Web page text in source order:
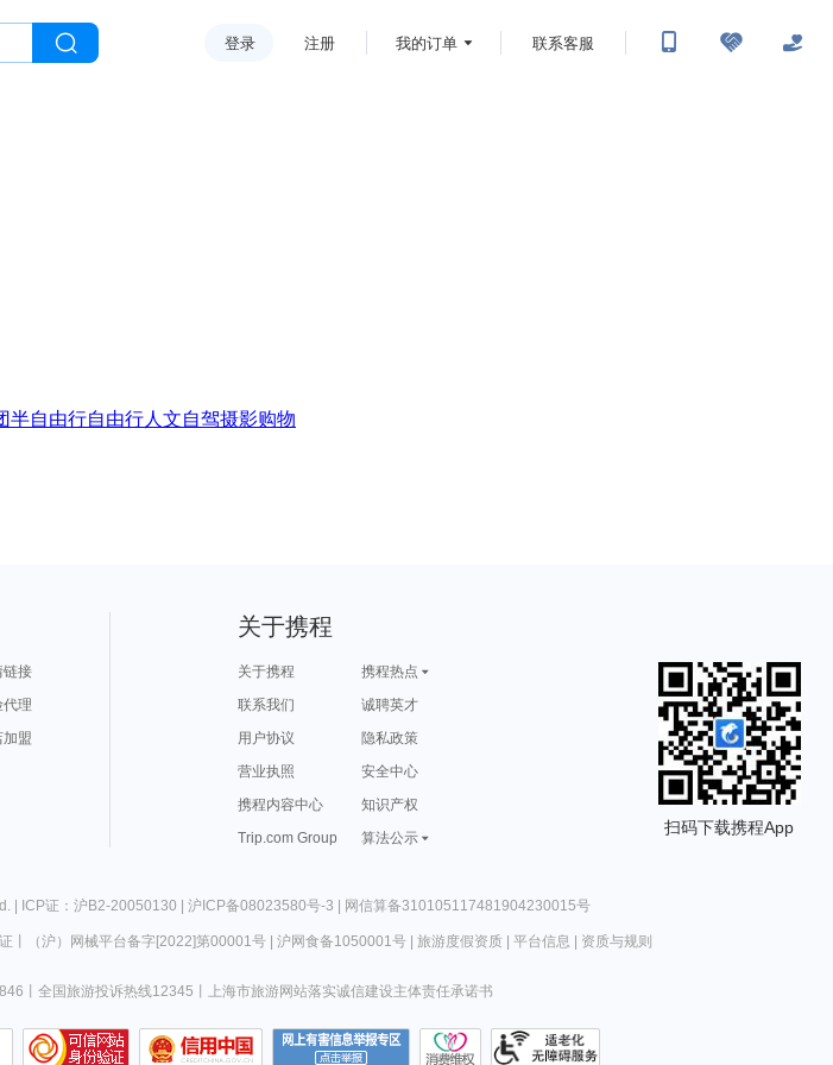
登录 注册 我的订单 联系客服
半自由行自由行人文自驾摄影购物
链接
代理
加盟
关于携程
关于携程
携程热点
联系我们
诚聘英才
用户协议
隐私政策
营业执照
安全中心
携程内容中心
知识产权
Trip.com Group
算法公示
扫码下载携程App
| ICP证：沪B2-20050130 | 沪ICP备08023580号-3 | 网信算备310105117481904230015号
（沪）网械平台备字[2022]第00001号| 沪网食备1050001号| 旅游度假资质| 平台信息 资质与规则
全国旅游投诉热线12345 上海市旅游网站落实诚信建设主体责任承诺书